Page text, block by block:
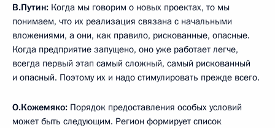
В.Путин: Когда мы говорим о новых проектах, то мы
понимаем, что их реализация связана с начальными
вложениями, а они, как правило, рискованные, опасные.
Когда предприятие запущено, оно уже работает легче,
всегда первый этап самый сложный, самый рискованный
и опасный. Поэтому их и надо стимулировать прежде всего.
О.Кожемяко: Порядок предоставления особых условий
может быть следующим. Регион формирует список